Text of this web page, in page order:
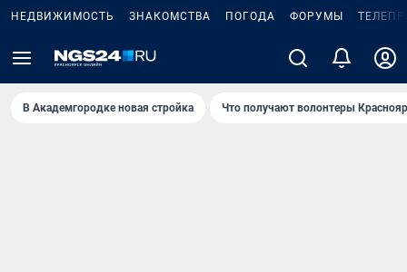
НЕДВИЖИМОСТЬ ЗНАКОМСТВА ПОГОДА ФОРУМЫ
В Академгородке новая стройка Что получают волонтеры